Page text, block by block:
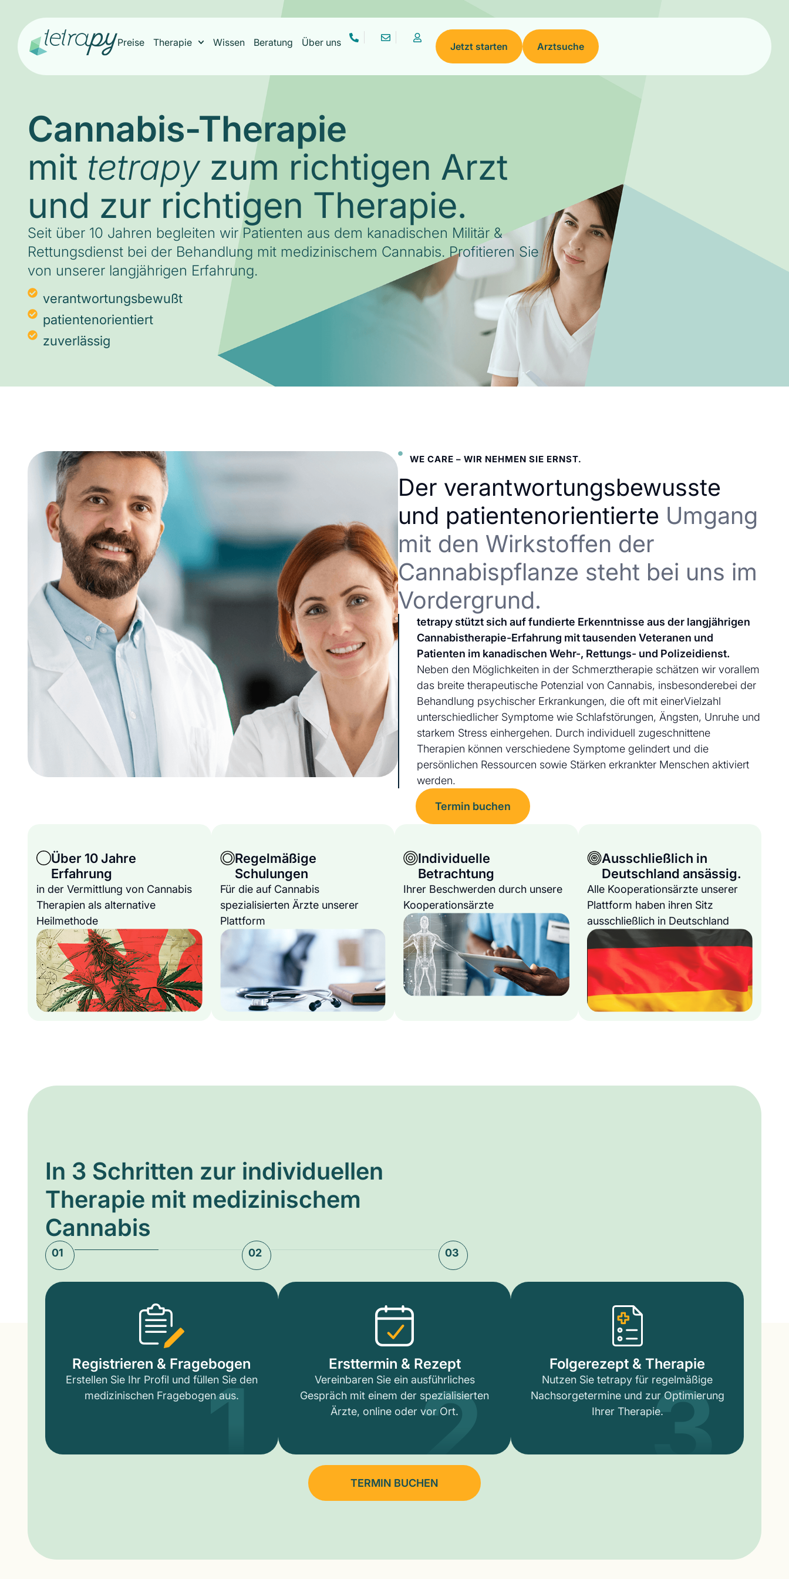
Preise Therapie Wissen Beratung Über uns Jetzt starten Arztsuche
Cannabis-Therapie
mit tetrapyzum richtigen Arzt
und zur richtigen Therapie.
Seit über 10 Jahren begleiten wir Patienten aus dem kanadischen Militär &
Rettungsdienst bei der Behandlung mit medizinischem Cannabis. Profitieren Sie
von unserer langjährigen Erfahrung.
verantwortungsbewußt
patientenorientiert
zuverlässig
WE CARE – WIR NEHMEN SIE ERNST.
Der verantwortungsbewusste
und patientenorientierte Umgang
mit den Wirkstoffen der
Cannabispflanze steht bei uns im
Vordergrund.
tetrapy stützt sich auf fundierte Erkenntnisse aus der langjährigen
Cannabistherapie-Erfahrung mit tausenden Veteranen und
Patienten im kanadischen Wehr-, Rettungs- und Polizeidienst.
Neben den Möglichkeiten in der Schmerztherapie schätzen wir vorallem
das breite therapeutische Potenzial von Cannabis, insbesonderebei der
Behandlung psychischer Erkrankungen, die oft mit einerVielzahl
unterschiedlicher Symptome wie Schlafstörungen, Ängsten, Unruhe und
starkem Stress einhergehen. Durch individuell zugeschnittene
Therapien können verschiedene Symptome gelindert und die
persönlichen Ressourcen sowie Stärken erkrankter Menschen aktiviert
werden.
Termin buchen
Über 10 Jahre
Erfahrung
in der Vermittlung von Cannabis
Therapien als alternative
Heilmethode
Regelmäßige
Schulungen
Für die auf Cannabis
spezialisierten Ärzte unserer
Plattform
Individuelle
Betrachtung
Ihrer Beschwerden durch unsere
Kooperationsärzte
Ausschließlich in
Deutschland ansässig.
Alle Kooperationsärzte unserer
Plattform haben ihren Sitz
ausschließlich in Deutschland
In 3 Schritten zur individuellen
Therapie mit medizinischem
Cannabis
01 02 03
Registrieren & Fragebogen
Erstellen Sie Ihr Profil und füllen Sie den
medizinischen Fragebogen aus.
1 Ersttermin & Rezept
Vereinbaren Sie ein ausführliches
Gespräch mit einem der spezialisierten
Ärzte, online oder vor Ort.
2 Folgerezept & Therapie
Nutzen Sie tetrapy für regelmäßige
Nachsorgetermine und zur Optimierung
Ihrer Therapie.3
TERMIN BUCHEN